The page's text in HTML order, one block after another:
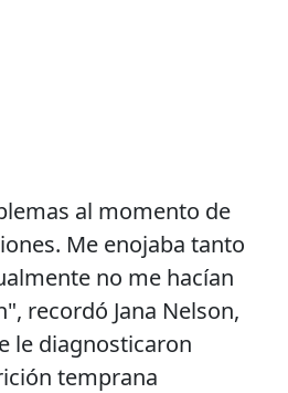
al momento de
Me enojaba tanto
no me hacían
recordó Jana Nelson,
le diagnosticaron
temprana